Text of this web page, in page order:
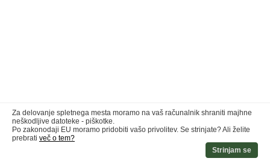
Za delovanje spletnega mesta moramo na vaš računalnik shraniti majhne
neškodljive datoteke - piškotke.
Po zakonodaji EU moramo pridobiti vašo privolitev. Se strinjate? Ali želite
prebrati več o tem?
Strinjam se